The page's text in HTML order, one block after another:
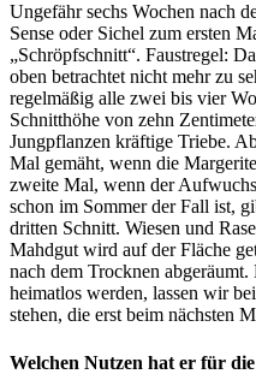
Ungefähr sechs Wochen nach
Sense oder Sichel zum ersten
„Schröpfschnitt“. Faustregel:
oben betrachtet nicht mehr zu
regelmäßig alle zwei bis vier
Schnitthöhe von zehn
Jungpflanzen kräftige Triebe.
Mal gemäht, wenn die
zweite Mal, wenn der
schon im Sommer der Fall ist,
dritten Schnitt. Wiesen und
Mahdgut wird auf der Fläche
nach dem Trocknen
heimatlos werden, lassen wir
stehen, die erst beim nächsten
Welchen Nutzen hat er für